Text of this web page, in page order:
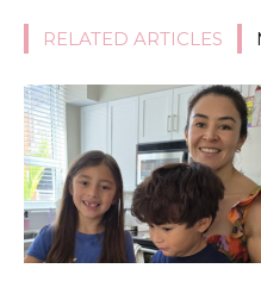
RELATED ARTICLES